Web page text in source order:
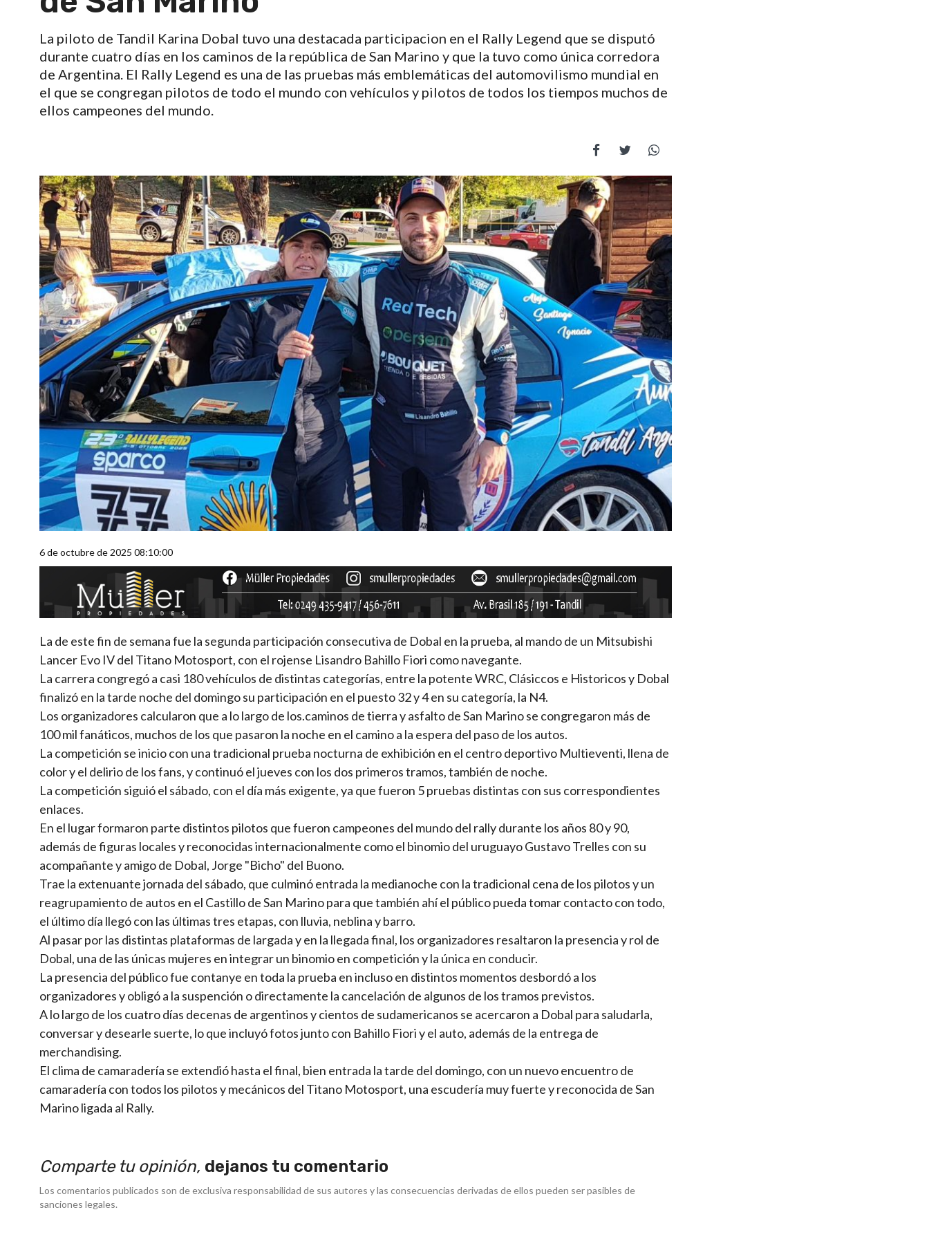
La piloto de Tandil Karina Dobal tuvo una destacada participacion en el Rally Legend que se disputó
durante cuatro días en los caminos de la república de San Marino y que la tuvo como única corredora
de Argentina. El Rally Legend es una de las pruebas más emblemáticas del automovilismo mundial en
el que se congregan pilotos de todo el mundo con vehículos y pilotos de todos los tiempos muchos de
ellos campeones del mundo.
6 de octubre de 2025 08:10:00
La de este fin de semana fue la segunda participación consecutiva de Dobal en la prueba, al mando de un Mitsubishi
Lancer Evo IV del Titano Motosport, con el rojense Lisandro Bahillo Fiori como navegante.
La carrera congregó a casi 180 vehículos de distintas categorías, entre la potente WRC, Clásiccos e Historicos y Dobal
finalizó en la tarde noche del domingo su participación en el puesto 32 y 4 en su categoría, la N4.
Los organizadores calcularon que a lo largo de los.caminos de tierra y asfalto de San Marino se congregaron más de
100 mil fanáticos, muchos de los que pasaron la noche en el camino a la espera del paso de los autos.
La competición se inicio con una tradicional prueba nocturna de exhibición en el centro deportivo Multieventi, llena de
color y el delirio de los fans, y continuó el jueves con los dos primeros tramos, también de noche.
La competición siguió el sábado, con el día más exigente, ya que fueron 5 pruebas distintas con sus correspondientes
enlaces.
En el lugar formaron parte distintos pilotos que fueron campeones del mundo del rally durante los años 80 y 90,
además de figuras locales y reconocidas internacionalmente como el binomio del uruguayo Gustavo Trelles con su
acompañante y amigo de Dobal, Jorge "Bicho" del Buono.
Trae la extenuante jornada del sábado, que culminó entrada la medianoche con la tradicional cena de los pilotos y un
reagrupamiento de autos en el Castillo de San Marino para que también ahí el público pueda tomar contacto con todo,
el último día llegó con las últimas tres etapas, con lluvia, neblina y barro.
Al pasar por las distintas plataformas de largada y en la llegada final, los organizadores resaltaron la presencia y rol de
Dobal, una de las únicas mujeres en integrar un binomio en competición y la única en conducir.
La presencia del público fue contanye en toda la prueba en incluso en distintos momentos desbordó a los
organizadores y obligó a la suspención o directamente la cancelación de algunos de los tramos previstos.
A lo largo de los cuatro días decenas de argentinos y cientos de sudamericanos se acercaron a Dobal para saludarla,
conversar y desearle suerte, lo que incluyó fotos junto con Bahillo Fiori y el auto, además de la entrega de
merchandising.
El clima de camaradería se extendió hasta el final, bien entrada la tarde del domingo, con un nuevo encuentro de
camaradería con todos los pilotos y mecánicos del Titano Motosport, una escudería muy fuerte y reconocida de San
Marino ligada al Rally.
Comparte tu opinión, dejanos tu comentario
Los comentarios publicados son de exclusiva responsabilidad de sus autores y las consecuencias derivadas de ellos pueden ser pasibles de
sanciones legales.